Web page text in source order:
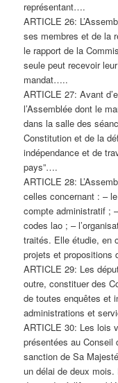
représentant….
ARTICLE 26:
ses membres et de la
le rapport de la
seule peut recevoir
mandat…..
ARTICLE 27: Avant
l’Assemblée dont le
dans la salle des
Constitution et de la
indépendance et de
pays”….
ARTICLE 28:
celles concernant : –
compte administratif ;
codes lao ; –
traités. Elle étudie, en
projets et
ARTICLE 29: Les
outre, constituer des
de toutes enquêtes et
administrations et
ARTICLE 30: Les lois
présentées au Conseil
sanction de Sa
un délai de deux